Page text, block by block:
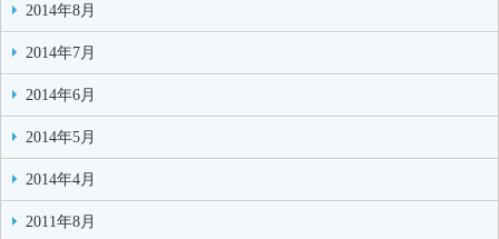
2014年8月
2014年7月
2014年6月
2014年5月
2014年4月
2011年8月